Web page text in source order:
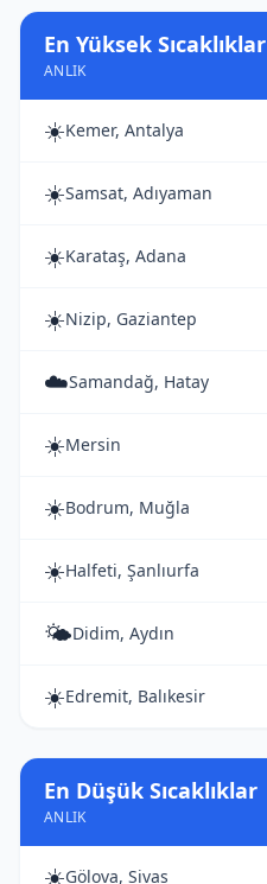
En Yüksek Sıcaklıklar
ANLIK
☀️Kemer, Antalya
☀️Samsat, Adıyaman
☀️Karataş, Adana
☀️Nizip, Gaziantep
☁️Samandağ, Hatay
☀️Mersin
☀️Bodrum, Muğla
☀️Halfeti, Şanlıurfa
🌤️Didim, Aydın
☀️Edremit, Balıkesir
En Düşük Sıcaklıklar
ANLIK
☀️Gölova, Sivas